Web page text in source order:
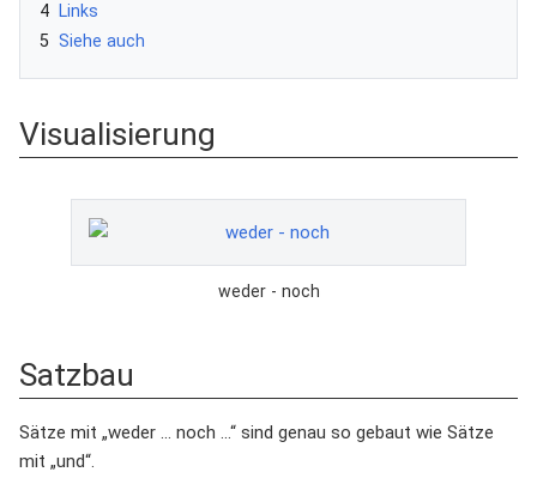
4
Links
5 Siehe auch
Visualisierung
weder - noch
Satzbau
Sätze mit „weder ... noch ...“ sind genau so gebaut wie Sätze
mit „und“.